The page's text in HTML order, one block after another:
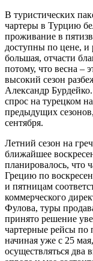
В туристических
чартеры в Турцию
проживание в
доступны по цене, и
большая, отчасти
потому, что весна –
высокий сезон
Александр
спрос на турецком
предыдущих
сентября.
Летний сезон на
ближайшее
планировалось, что
Грецию по
и пятницам
коммерческого
Фулова, туры
принято решение
чартерные рейсы по
начиная уже с 25
осуществляться два